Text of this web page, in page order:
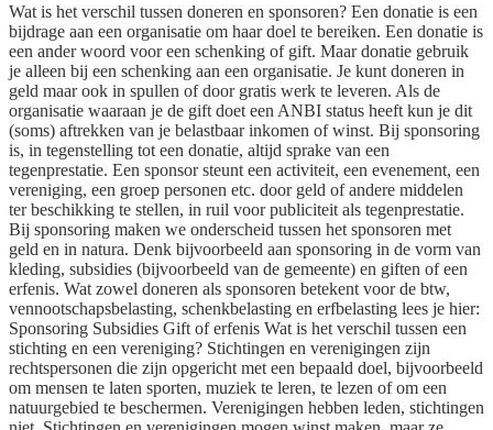
Wat is het verschil tussen doneren en sponsoren? Een donatie is een
bijdrage aan een organisatie om haar doel te bereiken. Een donatie is
een ander woord voor een schenking of gift. Maar donatie gebruik
je alleen bij een schenking aan een organisatie. Je kunt doneren in
geld maar ook in spullen of door gratis werk te leveren. Als de
organisatie waaraan je de gift doet een ANBI status heeft kun je dit
(soms) aftrekken van je belastbaar inkomen of winst. Bij sponsoring
is, in tegenstelling tot een donatie, altijd sprake van een
tegenprestatie. Een sponsor steunt een activiteit, een evenement, een
vereniging, een groep personen etc. door geld of andere middelen
ter beschikking te stellen, in ruil voor publiciteit als tegenprestatie.
Bij sponsoring maken we onderscheid tussen het sponsoren met
geld en in natura. Denk bijvoorbeeld aan sponsoring in de vorm van
kleding, subsidies (bijvoorbeeld van de gemeente) en giften of een
erfenis. Wat zowel doneren als sponsoren betekent voor de btw,
vennootschapsbelasting, schenkbelasting en erfbelasting lees je hier:
Sponsoring Subsidies Gift of erfenis Wat is het verschil tussen een
stichting en een vereniging? Stichtingen en verenigingen zijn
rechtspersonen die zijn opgericht met een bepaald doel, bijvoorbeeld
om mensen te laten sporten, muziek te leren, te lezen of om een
natuurgebied te beschermen. Verenigingen hebben leden, stichtingen